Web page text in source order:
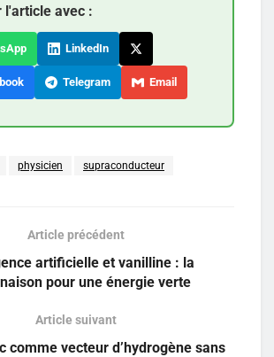
l'article avec :
LinkedIn
Telegram Email
physicien supraconducteur
Article précédent
artificielle et vanilline : la
pour une énergie verte
Article suivant
comme vecteur d’hydrogène sans